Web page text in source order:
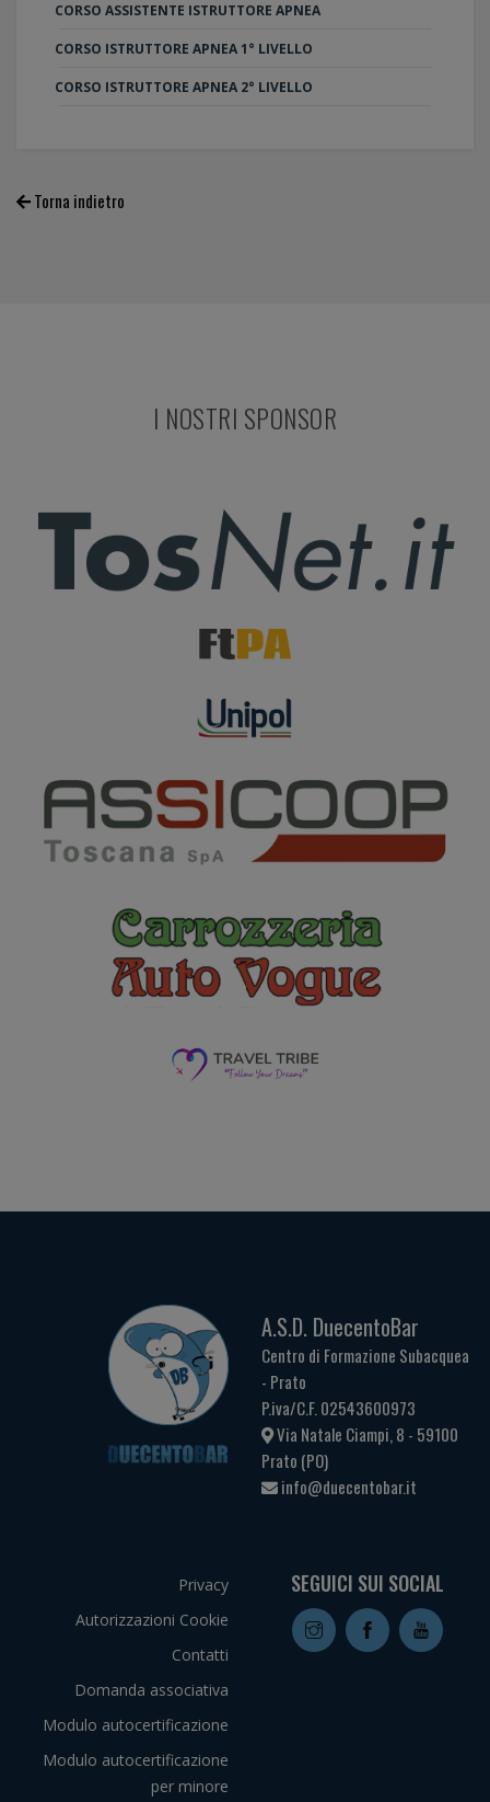
CORSO ASSISTENTE ISTRUTTORE APNEA
CORSO ISTRUTTORE APNEA 1° LIVELLO
CORSO ISTRUTTORE APNEA 2° LIVELLO
Torna indietro
I NOSTRI SPONSOR
A.S.D. DuecentoBar
Centro di Formazione Subacquea
- Prato
P.iva/C.F. 02543600973
Via Natale Ciampi, 8 - 59100
Prato (PO)
info@duecentobar.it
Privacy
Autorizzazioni Cookie
Contatti
Domanda associativa
Modulo autocertificazione
Modulo autocertificazione
per minore
SEGUICI SUI SOCIAL